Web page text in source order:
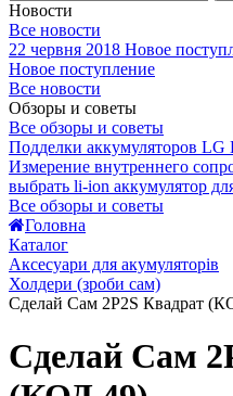
Новости
Все новости
22 червня 2018 Новое
Новое поступление
Все новости
Обзоры и советы
Все обзоры и советы
Подделки аккумуляторов
Измерение внутреннего
выбрать li-ion аккумулятор
Все обзоры и советы
Головна
Каталог
Аксесуари для акумуляторів
Холдери (зроби сам)
Сделай Сам 2P2S Квадрат
Сделай Сам